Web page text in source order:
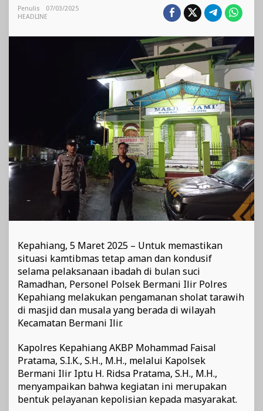
Suci
Penulis
07/03/2025
HEADLINE
Kepahiang, 5 Maret 2025 – Untuk memastikan
situasi kamtibmas tetap aman dan kondusif
selama pelaksanaan ibadah di bulan suci
Ramadhan, Personel Polsek Bermani Ilir Polres
Kepahiang melakukan pengamanan sholat tarawih
di masjid dan musala yang berada di wilayah
Kecamatan Bermani Ilir.
Kapolres Kepahiang AKBP Mohammad Faisal
Pratama, S.I.K., S.H., M.H., melalui Kapolsek
Bermani Ilir Iptu H. Ridsa Pratama, S.H., M.H.,
menyampaikan bahwa kegiatan ini merupakan
bentuk pelayanan kepolisian kepada masyarakat.